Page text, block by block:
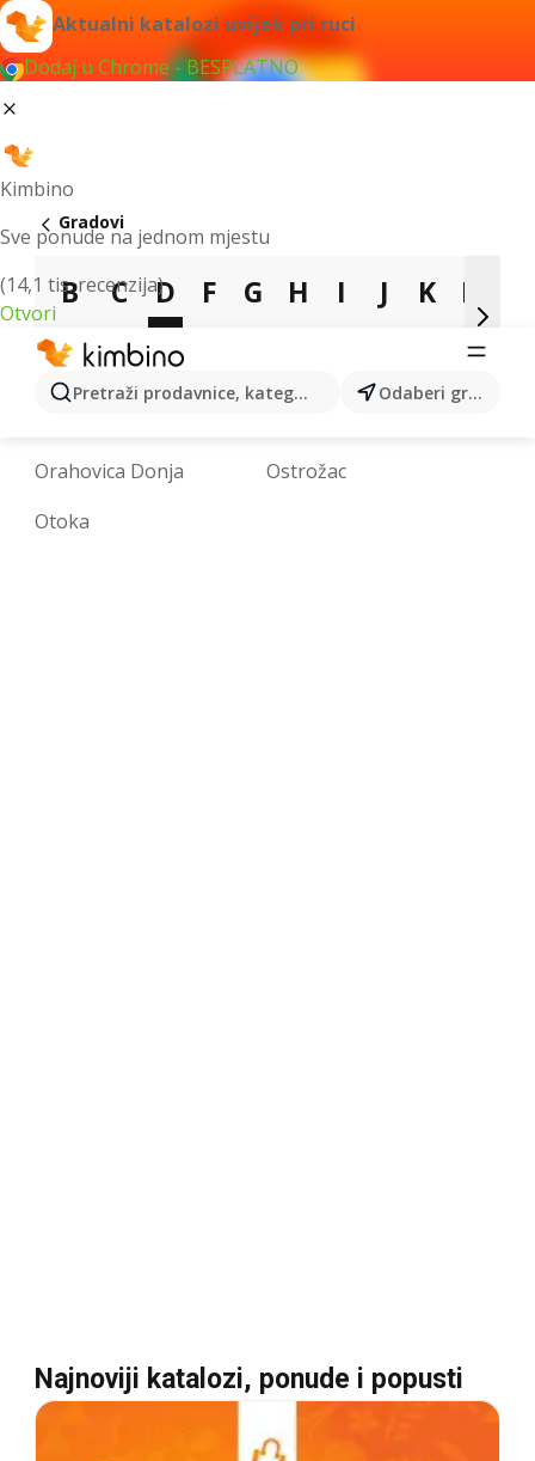
Aktualni katalozi uvijek pri ruci
Dodaj u Chrome - BESPLATNO
Kimbino
Sve ponude na jednom mjestu
(14,1 tis. recenzija)
Otvori
Pretraži prodavnice, kategorije, proizvode... Odaberi grad
Gradovi
B C D F G H I J K
L
M
N O
Orahovica Donja
Ostrožac
Otoka
Najnoviji katalozi, ponude i popusti